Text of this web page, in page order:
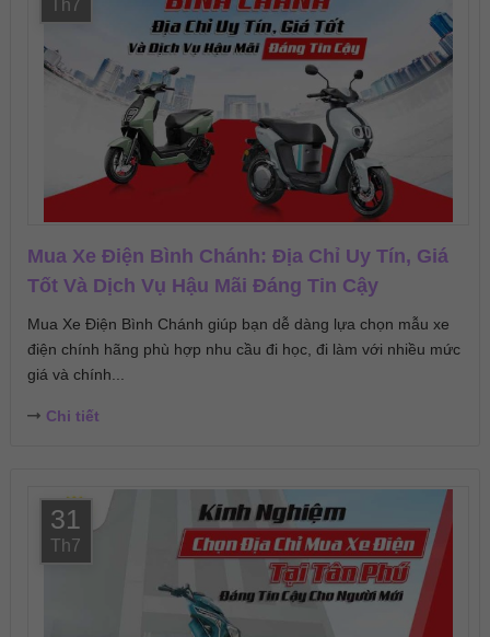
Th7
Mua Xe Điện Bình Chánh: Địa Chỉ Uy Tín, Giá
Tốt Và Dịch Vụ Hậu Mãi Đáng Tin Cậy
Mua Xe Điện Bình Chánh giúp bạn dễ dàng lựa chọn mẫu xe
điện chính hãng phù hợp nhu cầu đi học, đi làm với nhiều mức
giá và chính...
Chi tiết
31
Th7